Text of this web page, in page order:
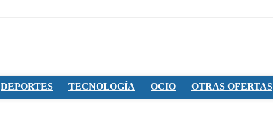
DEPORTES TECNOLOGÍA OCIO OTRAS OFERTAS